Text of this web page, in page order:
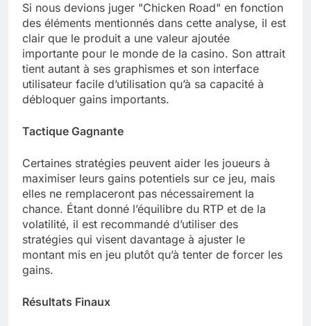
Si nous devions juger "Chicken Road" en fonction
des éléments mentionnés dans cette analyse, il est
clair que le produit a une valeur ajoutée
importante pour le monde de la casino. Son attrait
tient autant à ses graphismes et son interface
utilisateur facile d’utilisation qu’à sa capacité à
débloquer gains importants.
Tactique Gagnante
Certaines stratégies peuvent aider les joueurs à
maximiser leurs gains potentiels sur ce jeu, mais
elles ne remplaceront pas nécessairement la
chance. Étant donné l’équilibre du RTP et de la
volatilité, il est recommandé d’utiliser des
stratégies qui visent davantage à ajuster le
montant mis en jeu plutôt qu’à tenter de forcer les
gains.
Résultats Finaux